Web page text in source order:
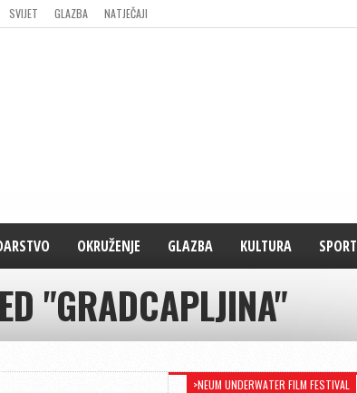
SVIJET GLAZBA
NATJEČAJI
OKRUŽENJE GLAZBA KULTURA SPORT
"GRADCAPLJINA"
>NEUM UNDERWATER FILM FESTIVAL